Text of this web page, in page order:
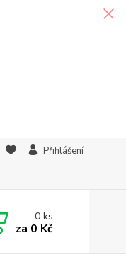
Přihlášení
0ks
za 0 Kč